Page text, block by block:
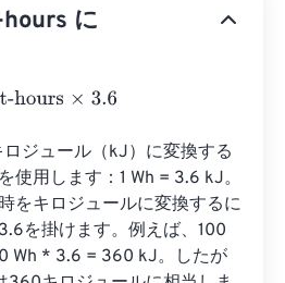
に
×3.6
ジュール（kJ）に変換する
使用します：1 Wh = 3.6 kJ。
をキロジュールに変換するに
を掛けます。例えば、100
Wh * 3.6 = 360 kJ。したが